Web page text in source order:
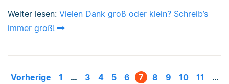
Weiter lesen: Vielen Dank groß oder klein? Schreib’s
immer groß!
Vorherige 1 … 3 4 5 6 7 8 9 10 11
…